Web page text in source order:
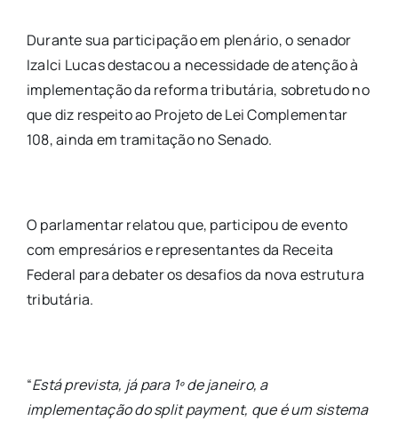
Durante sua participação em plenário, o senador
Izalci Lucas destacou a necessidade de atenção à
implementação da reforma tributária, sobretudo no
que diz respeito ao Projeto de Lei Complementar
108, ainda em tramitação no Senado.
O parlamentar relatou que, participou de evento
com empresários e representantes da Receita
Federal para debater os desafios da nova estrutura
tributária.
“Está prevista, já para 1º de janeiro, a
implementação do split payment, que é um sistema